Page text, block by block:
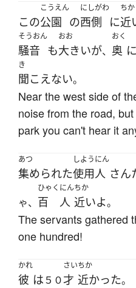
この
こうえん
公園 の
にしがわ
西側 に
ちか
近
そうおん
騒音 も
おお
大きいが、
おく
奥 に
き
聞こえない。
Near the west side of
noise from the road,
park you can't hear it
あつ
集められた
しようにん
使用人 さん
ゃ、
ひゃく
百
にん
人
ちか
近いよ。
The servants gathered
one hundred!
かれ
彼 は５０
さい
才
ちか
近かった。